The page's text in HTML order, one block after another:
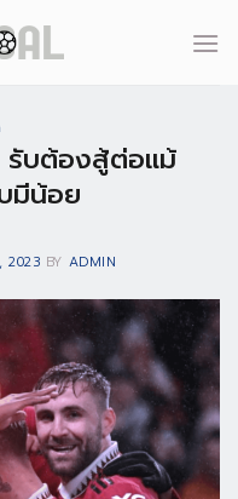
บต้องสู้ต่อแม้
มีน้อย
2023 BY ADMIN